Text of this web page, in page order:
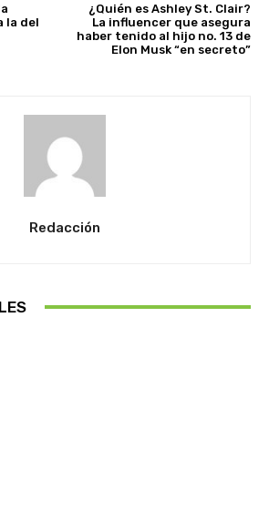
la del
¿Quién es Ashley St. Clair?
La influencer que asegura
haber tenido al hijo no. 13 de
Elon Musk “en secreto”
Redacción